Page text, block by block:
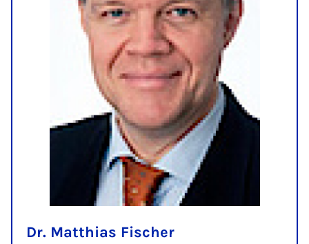
Dr. Matthias Fischer